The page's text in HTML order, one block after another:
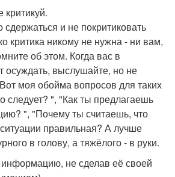
и не покритиковать
критика никому не нужна - ни вам,
об этом. Когда вас в
осуждать, выслушайте, но не
Вот моя обойма вопросов для таких
следует? ", "Как ты предлагаешь
", "Почему ты считаешь, что
правильная? А лучше
в голову, а тяжёлого - в руки.
не сделав её своей